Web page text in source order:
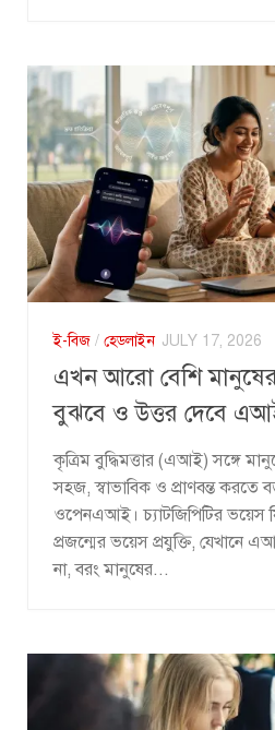
ই-বিজ / হেডলাইন JULY 17, 2026
এখন আরো বেশি
বুঝবে ও উত্তর দেবে
কৃত্রিম বুদ্ধিমত্তার (এআই) সঙ্গে
সহজ, স্বাভাবিক ও প্রাণবন্ত করতে
ওপেনএআই। চ্যাটজিপিটির ভয়েস
প্রজন্মের ভয়েস প্রযুক্তি, যেখানে
না, বরং মানুষের...